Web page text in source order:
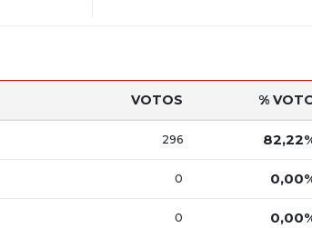
VOTOS %
296
0
0